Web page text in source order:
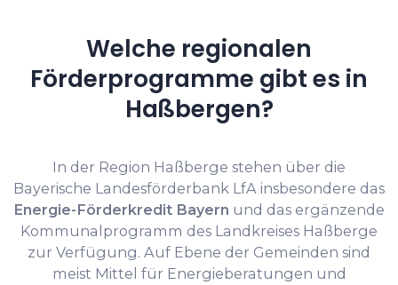
Welche regionalen
Förderprogramme gibt es in
Haßbergen?
In der Region Haßberge stehen über die
Bayerische Landesförderbank LfA insbesondere das
Energie-Förderkredit Bayern und das ergänzende
Kommunalprogramm des Landkreises Haßberge
zur Verfügung. Auf Ebene der Gemeinden sind
meist Mittel für Energieberatungen und